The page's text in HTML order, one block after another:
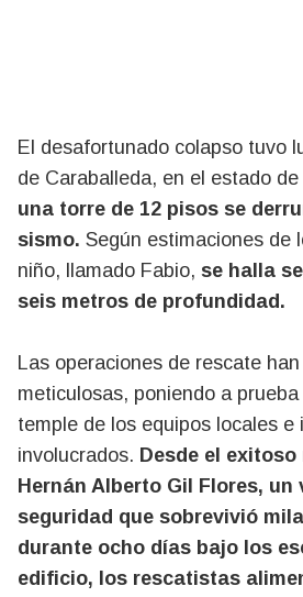
El desafortunado colapso tuvo
de Caraballeda, en el estado
una torre de 12 pisos se
sismo. Según estimaciones de
niño, llamado Fabio, se halla
seis metros de profundidad.
Las operaciones de rescate
meticulosas, poniendo a prueba
temple de los equipos locales e
involucrados. Desde el
Hernán Alberto Gil Flores, un
seguridad que sobrevivió
durante ocho días bajo los
edificio, los rescatistas